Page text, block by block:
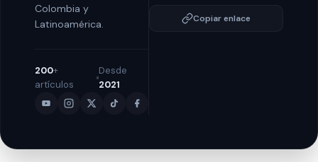
Colombia y
Latinoamérica.
200+
artículos
Desde
2021
Copiar enlace